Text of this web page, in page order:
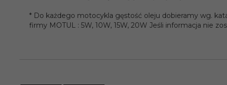
* Do każdego motocykla gęstość oleju dobieramy wg.
firmy MOTUL : 5W, 10W, 15W, 20W Jeśli informacja nie